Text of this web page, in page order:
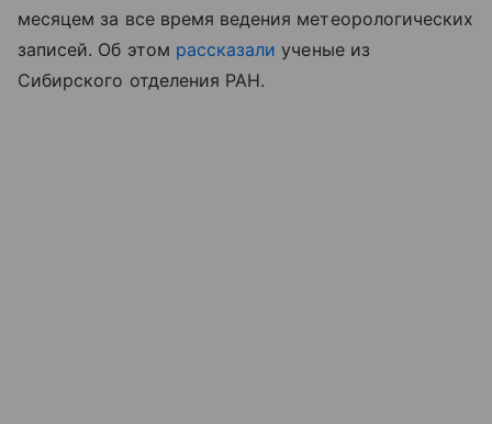
месяцем за все время ведения метеорологических
записей. Об этом рассказали ученые из
Сибирского отделения РАН.